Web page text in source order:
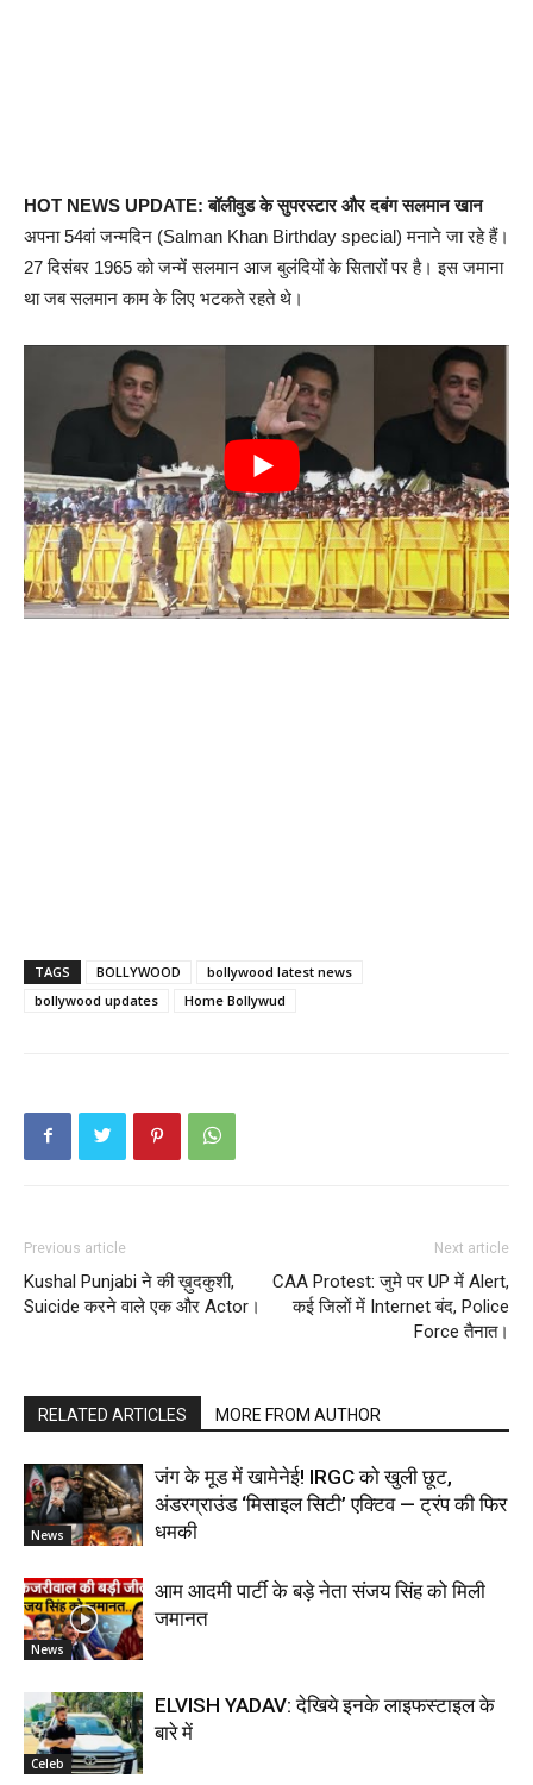
HOT NEWS UPDATE: बॉलीवुड के सुपरस्टार और दबंग सलमान खान
अपना 54वां जन्मदिन (Salman Khan Birthday special) मनाने जा रहे हैं।
27 दिसंबर 1965 को जन्में सलमान आज बुलंदियों के सितारों पर है। इस जमाना
था जब सलमान काम के लिए भटकते रहते थे।
TAGS BOLLYWOOD
bollywood latest news
bollywood updates
Home Bollywud
Previous article
Kushal Punjabi ने की ख़ुदकुशी,
Suicide करने वाले एक और Actor।
Next article
CAA Protest: जुमे पर UP में Alert,
कई जिलों में Internet बंद, Police
Force तैनात।
RELATED ARTICLES MORE FROM AUTHOR
News
जंग के मूड में खामेनेई! IRGC को खुली छूट,
अंडरग्राउंड ‘मिसाइल सिटी’ एक्टिव — ट्रंप की फिर
धमकी
News
आम आदमी पार्टी के बड़े नेता संजय सिंह को मिली
जमानत
Celeb
ELVISH YADAV: देखिये इनके लाइफस्टाइल के
बारे में